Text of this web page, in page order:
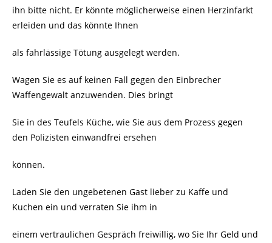
ihn bitte nicht. Er könnte möglicherweise einen Herzinfarkt
erleiden und das könnte Ihnen
als fahrlässige Tötung ausgelegt werden.
Wagen Sie es auf keinen Fall gegen den Einbrecher
Waffengewalt anzuwenden. Dies bringt
Sie in des Teufels Küche, wie Sie aus dem Prozess gegen
den Polizisten einwandfrei ersehen
können.
Laden Sie den ungebetenen Gast lieber zu Kaffe und
Kuchen ein und verraten Sie ihm in
einem vertraulichen Gespräch freiwillig, wo Sie Ihr Geld und